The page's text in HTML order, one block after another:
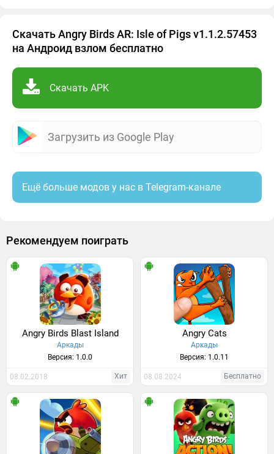
Скачать Angry Birds AR: Isle of Pigs v1.1.2.57453
на Андроид взлом бесплатно
Скачать APK
Загрузить из Google Play
Ещё больше модов у нас в Telegram-канале
Рекомендуем поиграть
Angry Birds Blast Island
Аркады
Версия: 1.0.0
08.02.2018 Хит
Angry Cats
Аркады
Версия: 1.0.11
08.08.2024 Бесплатно